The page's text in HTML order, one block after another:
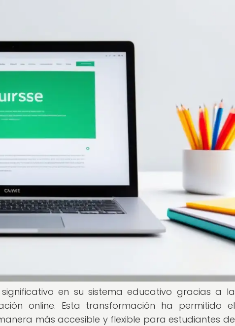
en su sistema educativo gracias a la
online. Esta transformación ha permitido el
más accesible y flexible para estudiantes de